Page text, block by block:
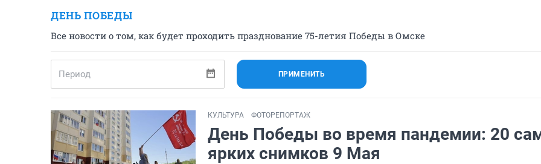
ДЕНЬ ПОБЕДЫ
Все новости о том, как будет проходить празднование 75-летия Победы в Омске
ПРИМЕНИТЬ
КУЛЬТУРА ФОТОРЕПОРТАЖ
День Победы во время пандемии: 20
ярких снимков 9 Мая